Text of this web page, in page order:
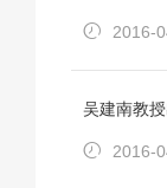
2016-
吴建南教
2016-